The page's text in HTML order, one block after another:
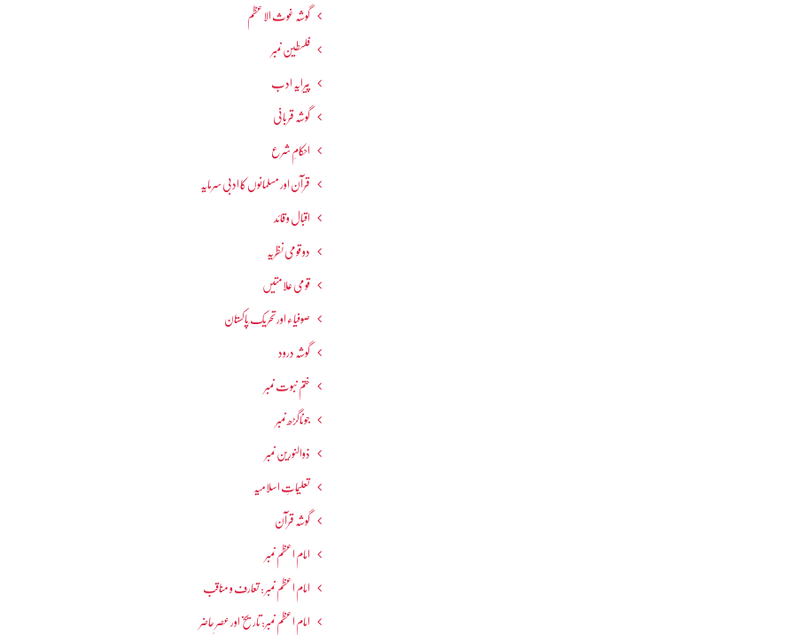
گوشہ غوث الاعظم
فلسطین نمبر
پیرایہ ادب
گوشہ قربانی
احکامِ شرع
قرآن اور مسلمانوں کا ادبی سرمایہ
اقبال و قائد
دو قومی نظریہ
قومی علامتیں
صوفیاء اور تحریک ِپاکستان
گوشہ درود
ختم نبوت نمبر
جوناگڑھ نمبر
ذوالنورین نمبر
تعلیماتِ اسلامیہ
گوشہ قرآن
امام اعظم نمبر
امام اعظم نمبر : تعارف و مناقب
امام اعظم نمبر: تاریخ اور عصرِ حاضر